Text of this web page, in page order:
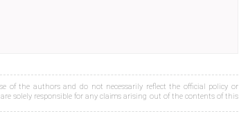
of the authors and do not necessarily reflect the official policy or
solely responsible for any claims arising out of the contents of this